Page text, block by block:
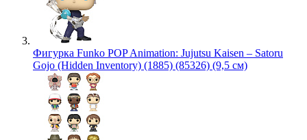
Фигурка Funko POP Animation: Jujutsu Kaisen – Satoru
Gojo (Hidden Inventory) (1885) (85326) (9,5 см)